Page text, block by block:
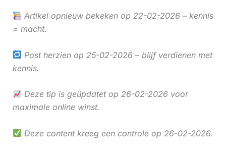
Artikel opnieuw bekeken op 22-02-2026 – kennis
= macht.
Post herzien op 25-02-2026 – blijf verdienen met
kennis.
Deze tip is geüpdatet op 26-02-2026 voor
maximale online winst.
Deze content kreeg een controle op 26-02-2026.